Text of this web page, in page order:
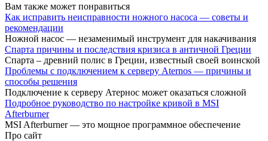
Вам также может понравиться
Как исправить неисправности ножного насоса — советы и
рекомендации
Ножной насос — незаменимый инструмент для накачивания
Спарта причины и последствия кризиса в античной Греции
Спарта – древний полис в Греции, известный своей воинской
Проблемы с подключением к серверу Aternos — причины и
способы решения
Подключение к серверу Атернос может оказаться сложной
Подробное руководство по настройке кривой в MSI
Afterburner
MSI Afterburner — это мощное программное обеспечение
Про сайт